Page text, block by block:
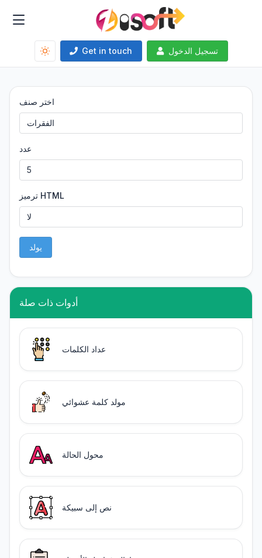
Get in touch تسجيل الدخول
اختر صنف
عدد
ترميز HTML
يولد
أدوات ذات صلة
عداد الكلمات
مولد كلمة عشوائي
محول الحالة
نص إلى سبيكة